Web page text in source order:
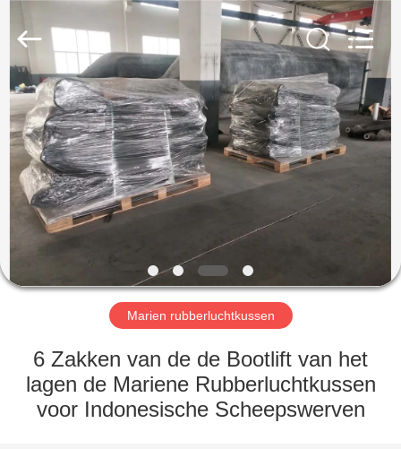
HUIS
PRODUCTEN
OVER
ONS
FABRIEKSTOCHT
KWALITEITSCONTROLE
NEEM
Fender
Rights
Reserved.
Marien rubberluchtkussen
6 Zakken van de de Bootlift van het
lagen de Mariene Rubberluchtkussen
voor Indonesische Scheepswerven